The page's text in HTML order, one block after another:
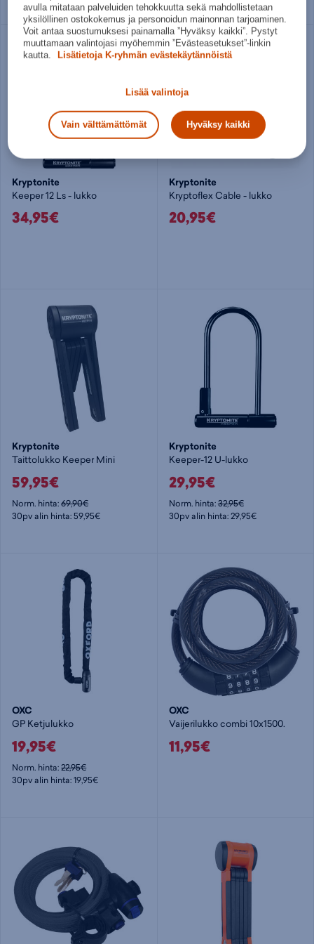
100
Kryptonite
Keeper 12 Ls - lukko
34,95€
Kryptonite
Kryptoflex Cable - lukko
20,95€
Kryptonite
Taittolukko Keeper Mini
59,95€
Norm. hinta:69,90€
30pv alin hinta: 59,95€
Kryptonite
Keeper-12 U-lukko
29,95€
Norm. hinta:32,95€
30pv alin hinta: 29,95€
OXC
GP Ketjulukko
19,95€
Norm. hinta:22,95€
30pv alin hinta: 19,95€
OXC
Vaijerilukko combi 10x1500.
11,95€
avulla mitataan palveluiden tehokkuutta sekä mahdollistetaan
yksilöllinen ostokokemus ja personoidun mainonnan tarjoaminen.
Voit antaa suostumuksesi painamalla ”Hyväksy kaikki”. Pystyt
muuttamaan valintojasi myöhemmin ”Evästeasetukset”-linkin
kautta.
Lisätietoja K-ryhmän evästekäytännöistä
Lisää valintoja
Vain välttämättömät Hyväksy kaikki